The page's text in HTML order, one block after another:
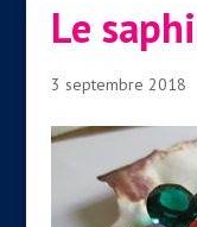
Le
3 septembre 2018